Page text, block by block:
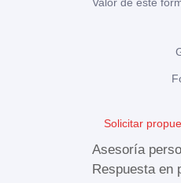
Solicitar
Asesoría
Respuesta en